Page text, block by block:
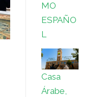
MO
ESPAÑO
L
Casa
Árabe,